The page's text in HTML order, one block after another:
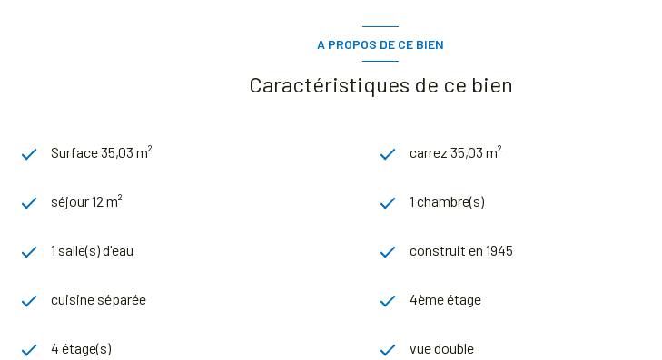
A PROPOS DE CE BIEN
Caractéristiques de ce bien
Surface 35,03 m² carrez 35,03 m²
séjour 12 m² 1 chambre(s)
1 salle(s) d'eau construit en 1945
cuisine séparée 4ème étage
4 étage(s) vue double